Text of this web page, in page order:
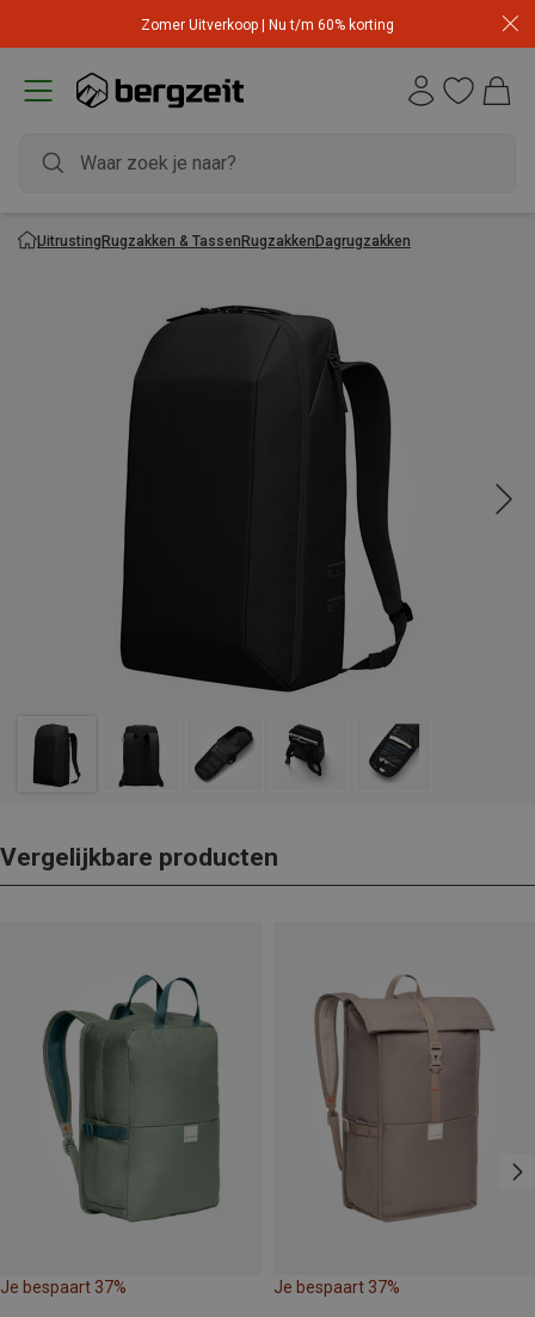
Zomer Uitverkoop | Nu t/m 60% korting
UitrustingRugzakken & TassenRugzakkenDagrugzakken
Vergelijkbare producten
Je bespaart 37% Je bespaart 37%